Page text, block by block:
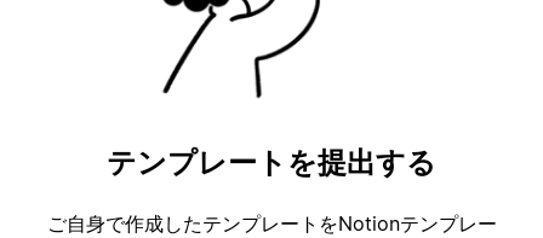
テンプレートを提出する
ご自身で作成したテンプレートをNotionテンプレー